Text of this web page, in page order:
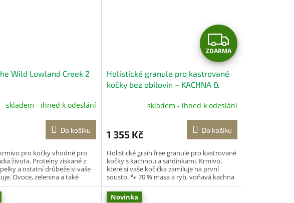
Wild Lowland Creek 2
skladem - ihned k odeslání
Do košíku
pro kočky vhodné pro
života. Proteiny získané z
a ostatní drůbeže si vaše
Ovoce, zelenina a také
Z
D
A
R
M
A
ZDARMA
Holistické granule pro kastrované
kočky bez obilovin – KACHNA &
skladem - ihned k odeslání
1 355 Kč Do košíku
Holistické grain free granule pro kastrované
kočky s kachnou a sardinkami. Krmivo,
které si vaše kočička zamiluje na první
sousto. 🐾 70 % masa a ryb, voňavá kachna
a chutné...
Novinka